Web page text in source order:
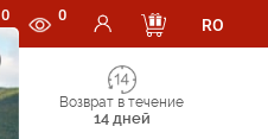
0 0
RO
Возврат в течение
14 дней